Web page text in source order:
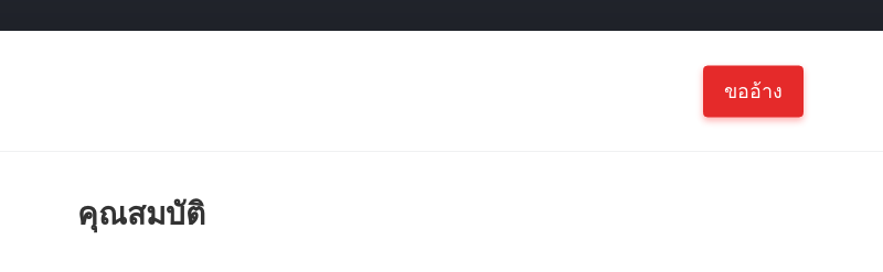
ขออ้าง
คุณสมบัติ